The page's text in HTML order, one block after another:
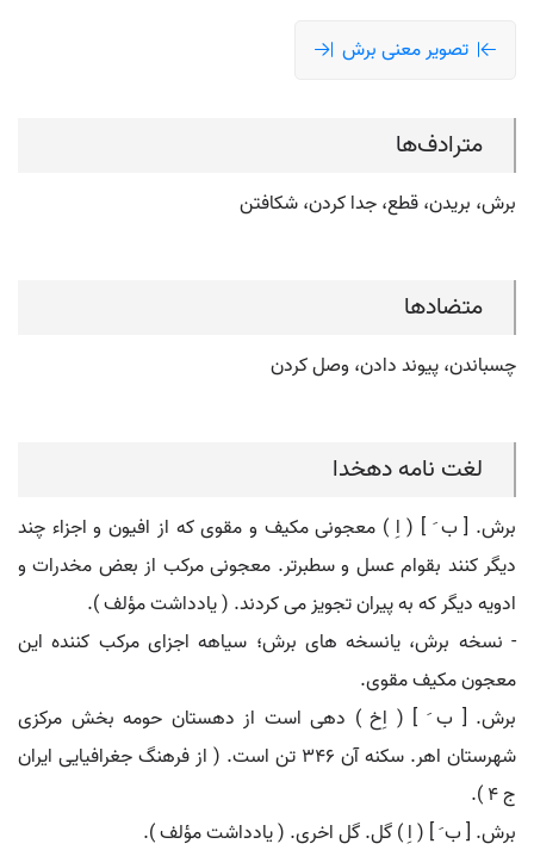
تصویر معنی برش
مترادف‌ها
برش، بریدن، قطع، جدا کردن، شکافتن
متضادها
چسباندن، پیوند دادن، وصل کردن
لغت نامه دهخدا
برش. [ ب َ ] ( اِ ) معجونی مکیف و مقوی که از افیون و اجزاء چند
دیگر کنند بقوام عسل و سطبرتر. معجونی مرکب از بعض مخدرات و
ادویه دیگر که به پیران تجویز می کردند. ( یادداشت مؤلف ).
- نسخه برش، یانسخه های برش؛ سیاهه اجزای مرکب کننده این
معجون مکیف مقوی.
برش. [ ب َ ] ( اِخ ) دهی است از دهستان حومه بخش مرکزی
شهرستان اهر. سکنه آن 346 تن است. ( از فرهنگ جغرافیایی ایران
ج 4 ).
برش. [ ب َ ] ( اِ ) گل. گل اخری. ( یادداشت مؤلف ).